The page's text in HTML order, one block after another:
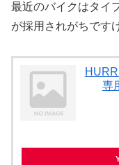
最近のバイクはタイ
が採用されがちです
専